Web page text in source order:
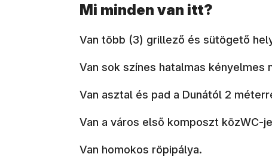
Mi minden van itt?
Van több (3) grillező és sütögető
Van sok színes hatalmas kényelmes
Van asztal és pad a Dunától 2
Van a város első komposzt közWC-
Van homokos röpipálya.